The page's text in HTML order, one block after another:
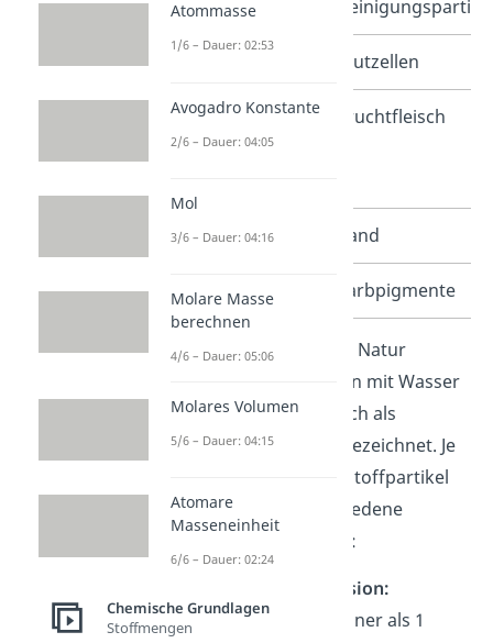
Scheuermilch
Blutzellen
Frisch
gepresster
Fruchtfleisch
Treibsand Sand
Wasserfarbe Farbpigmente
Gut zu wissen:
In der Natur
werden Suspensionen mit Wasser
als flüssige Phase auch als
Aufschlämmungen
bezeichnet. Je
nach Größe der Feststoffpartikel
werden sie in verschiedene
Kategorien eingeteilt:
Molekulardispersion:
Partikelgröße kleiner als 1
Atommasse
1/6 – Dauer: 02:53
Avogadro Konstante
2/6 – Dauer: 04:05
Mol
3/6 – Dauer: 04:16
Molare Masse
berechnen
4/6 – Dauer: 05:06
Molares Volumen
5/6 – Dauer: 04:15
Atomare
Masseneinheit
6/6 – Dauer: 02:24
Chemische Grundlagen
Stoffmengen